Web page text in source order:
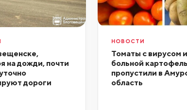
на дожди, почти
дороги
НОВОСТИ
Томаты с вирусом и
больной
пропустили в
область